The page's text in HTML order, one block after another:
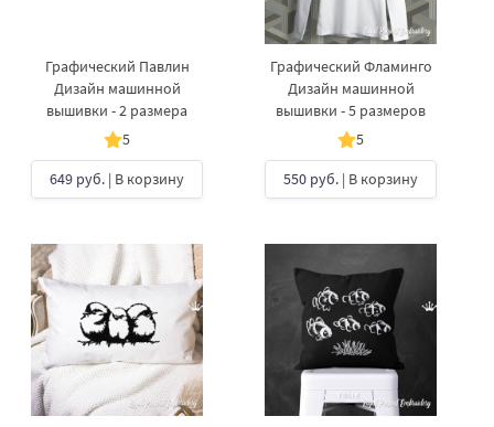
Графический Павлин
Дизайн машинной
вышивки - 2 размера
5
649 руб. | В корзину
Графический Фламинго
Дизайн машинной
вышивки - 5 размеров
5
550 руб. | В корзину